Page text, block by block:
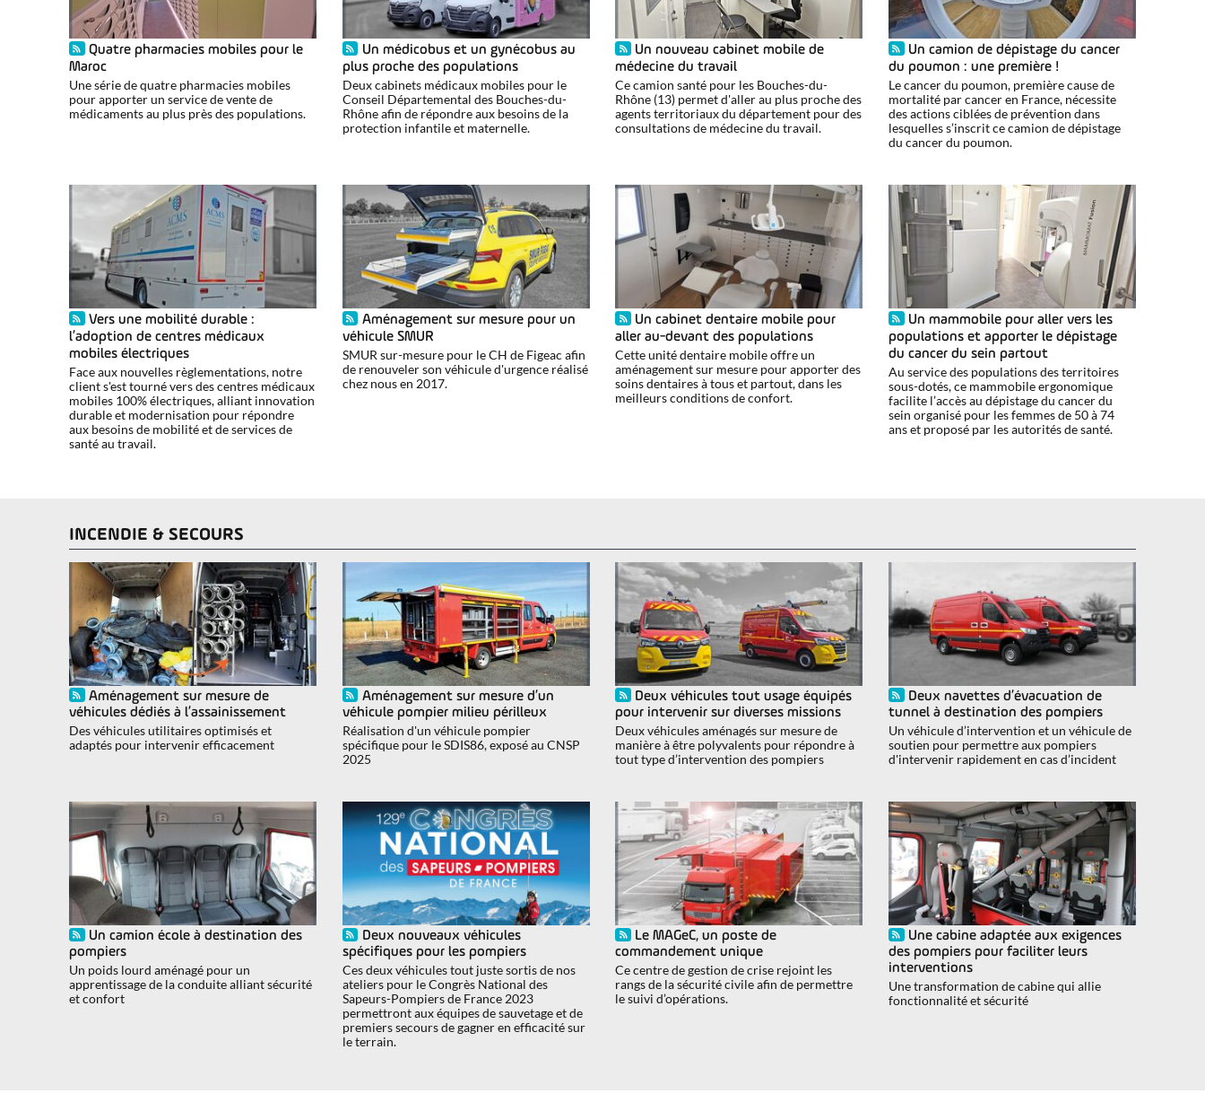
Quatre pharmacies mobiles pour le
Maroc
Une série de quatre pharmacies mobiles
pour apporter un service de vente de
médicaments au plus près des populations.
Un médicobus et un gynécobus au
plus proche des populations
Deux cabinets médicaux mobiles pour le
Conseil Départemental des Bouches-du-
Rhône afin de répondre aux besoins de la
protection infantile et maternelle.
Un nouveau cabinet mobile de
médecine du travail
Ce camion santé pour les Bouches-du-
Rhône (13) permet d'aller au plus proche des
agents territoriaux du département pour des
consultations de médecine du travail.
Un camion de dépistage du cancer
du poumon : une première !
Le cancer du poumon, première cause de
mortalité par cancer en France, nécessite
des actions ciblées de prévention dans
lesquelles s’inscrit ce camion de dépistage
du cancer du poumon.
Vers une mobilité durable :
l’adoption de centres médicaux
mobiles électriques
Face aux nouvelles règlementations, notre
client s'est tourné vers des centres médicaux
mobiles 100% électriques, alliant innovation
durable et modernisation pour répondre
aux besoins de mobilité et de services de
santé au travail.
Aménagement sur mesure pour un
véhicule SMUR
SMUR sur-mesure pour le CH de Figeac afin
de renouveler son véhicule d'urgence réalisé
chez nous en 2017.
Un cabinet dentaire mobile pour
aller au-devant des populations
Cette unité dentaire mobile offre un
aménagement sur mesure pour apporter des
soins dentaires à tous et partout, dans les
meilleurs conditions de confort.
Un mammobile pour aller vers les
populations et apporter le dépistage
du cancer du sein partout
Au service des populations des territoires
sous-dotés, ce mammobile ergonomique
facilite l’accès au dépistage du cancer du
sein organisé pour les femmes de 50 à 74
ans et proposé par les autorités de santé.
INCENDIE & SECOURS
Aménagement sur mesure de
véhicules dédiés à l’assainissement
Des véhicules utilitaires optimisés et
adaptés pour intervenir efficacement
Aménagement sur mesure d’un
véhicule pompier milieu périlleux
Réalisation d'un véhicule pompier
spécifique pour le SDIS86, exposé au CNSP
2025
Deux véhicules tout usage équipés
pour intervenir sur diverses missions
Deux véhicules aménagés sur mesure de
manière à être polyvalents pour répondre à
tout type d’intervention des pompiers
Deux navettes d’évacuation de
tunnel à destination des pompiers
Un véhicule d’intervention et un véhicule de
soutien pour permettre aux pompiers
d'intervenir rapidement en cas d’incident
Un camion école à destination des
pompiers
Un poids lourd aménagé pour un
apprentissage de la conduite alliant sécurité
et confort
Deux nouveaux véhicules
spécifiques pour les pompiers
Ces deux véhicules tout juste sortis de nos
ateliers pour le Congrès National des
Sapeurs-Pompiers de France 2023
permettront aux équipes de sauvetage et de
premiers secours de gagner en efficacité sur
le terrain.
Le MAGeC, un poste de
commandement unique
Ce centre de gestion de crise rejoint les
rangs de la sécurité civile afin de permettre
le suivi d’opérations.
Une cabine adaptée aux exigences
des pompiers pour faciliter leurs
interventions
Une transformation de cabine qui allie
fonctionnalité et sécurité